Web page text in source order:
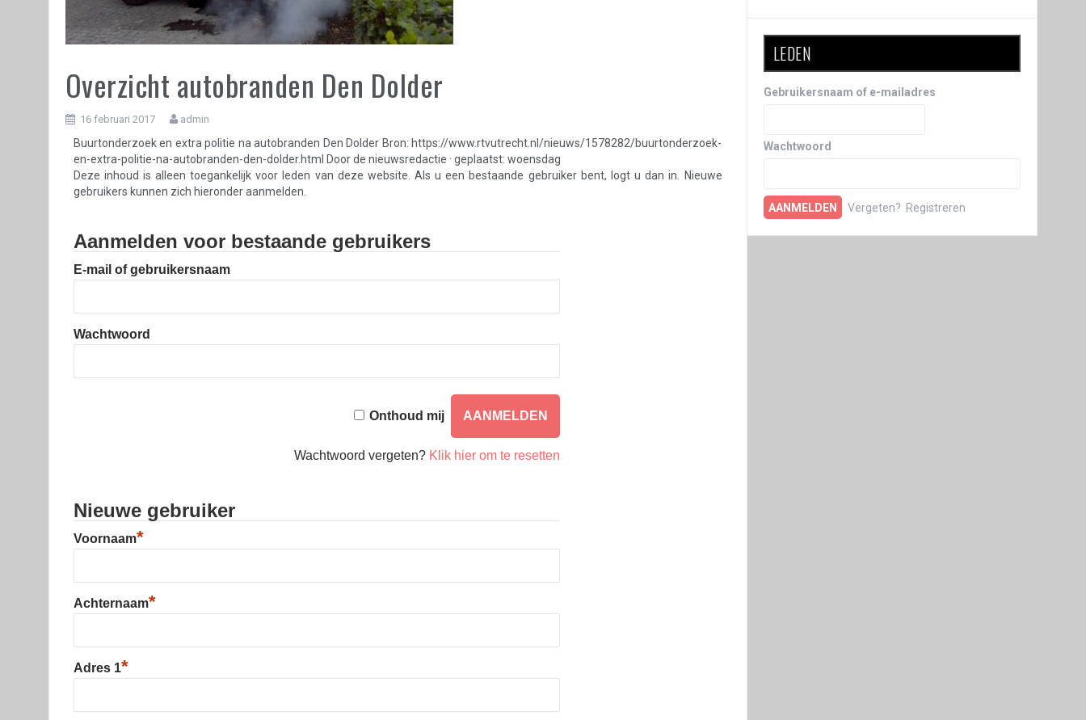
Overzicht autobranden Den Dolder
16 februari 2017 admin
Buurtonderzoek en extra politie na autobranden Den Dolder Bron: https://www.rtvutrecht.nl/nieuws/1578282/buurtonderzoek-
en-extra-politie-na-autobranden-den-dolder.html Door de nieuwsredactie · geplaatst: woensdag
Deze inhoud is alleen toegankelijk voor leden van deze website. Als u een bestaande gebruiker bent, logt u dan in. Nieuwe
gebruikers kunnen zich hieronder aanmelden.
Aanmelden voor bestaande gebruikers
E-mail of gebruikersnaam
Wachtwoord
Onthoud mij
Wachtwoord vergeten? Klik hier om te resetten
Nieuwe gebruiker
Voornaam*
Achternaam*
Adres 1*
LEDEN
Gebruikersnaam of e-mailadres
Wachtwoord
Vergeten? Registreren